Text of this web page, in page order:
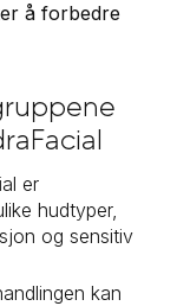
å forbedre
er
hudtyper,
og sensitiv
kan